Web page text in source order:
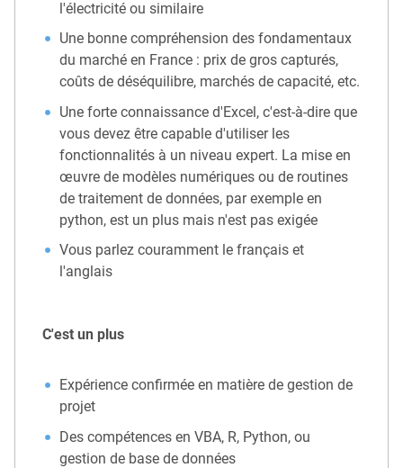
l'électricité ou similaire
Une bonne compréhension des fondamentaux
du marché en France : prix de gros capturés,
coûts de déséquilibre, marchés de capacité, etc.
Une forte connaissance d'Excel, c'est-à-dire que
vous devez être capable d'utiliser les
fonctionnalités à un niveau expert. La mise en
œuvre de modèles numériques ou de routines
de traitement de données, par exemple en
python, est un plus mais n'est pas exigée
Vous parlez couramment le français et
l'anglais
C'est un plus
Expérience confirmée en matière de gestion de
projet
Des compétences en VBA, R, Python, ou
gestion de base de données